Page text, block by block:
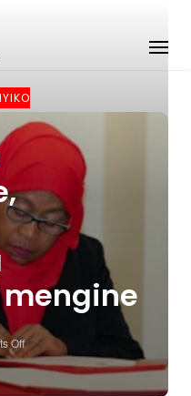
Off
On
Rais
Samia
Ateua,Nape,